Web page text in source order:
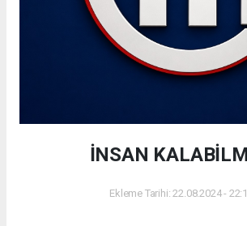
İNSAN
Ekleme Tarihi: 22.08.2024 -